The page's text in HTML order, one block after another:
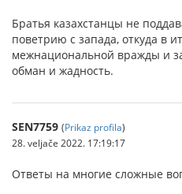
Братья казахстанцы не
поветрию с запада, откуда в
межнациональной вражды и
обман и жадность.
SEN7759 (Prikaz profila)
28. veljače 2022. 17:19:17
Ответы на многие сложные